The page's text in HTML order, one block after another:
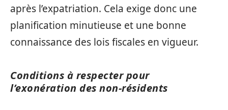
après l’expatriation. Cela exige donc une
planification minutieuse et une bonne
connaissance des lois fiscales en vigueur.
Conditions à respecter pour
l’exonération des non-résidents